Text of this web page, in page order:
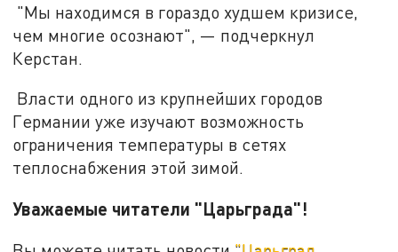
"Мы находимся в гораздо худшем кризисе,
чем многие осознают", — подчеркнул
Керстан.
Власти одного из крупнейших городов
Германии уже изучают возможность
ограничения температуры в сетях
теплоснабжения этой зимой.
Уважаемые читатели "Царьграда"!